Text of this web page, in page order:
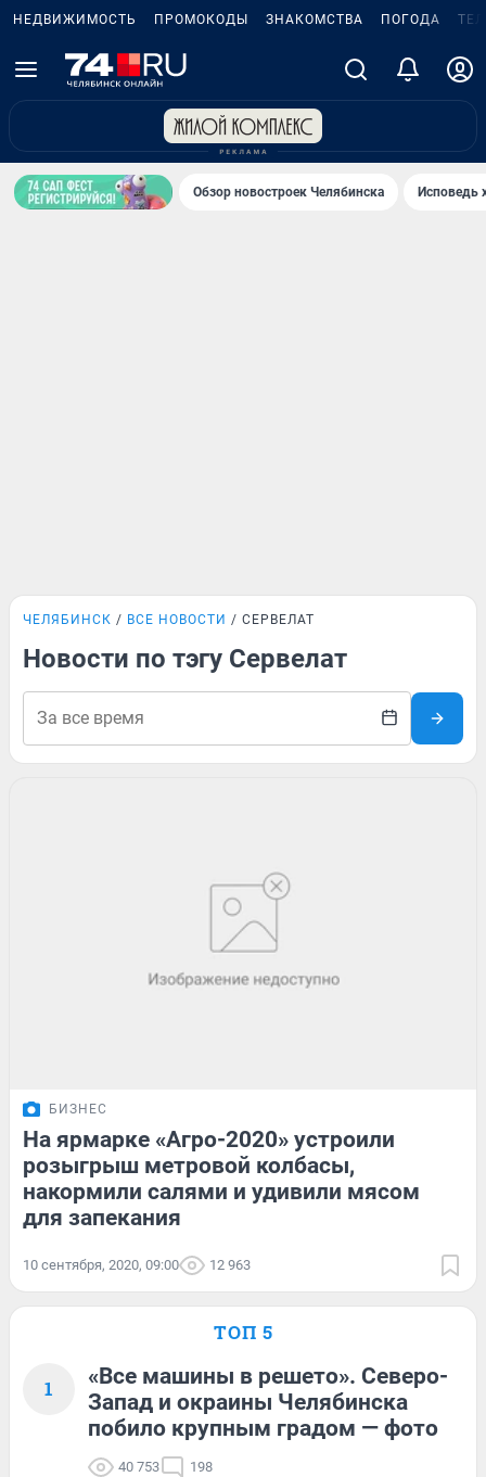
НЕДВИЖИМОСТЬ ПРОМОКОДЫ ЗНАКОМСТВА ПОГОДА
Обзор новостроек Челябинска Исповедь
ЧЕЛЯБИНСК ВСЕ НОВОСТИ СЕРВЕЛАТ
Новости по тэгу Сервелат
БИЗНЕС
На ярмарке «Агро-2020» устроили
розыгрыш метровой колбасы,
накормили салями и удивили мясом
для запекания
10 сентября, 2020, 09:00 12 963
ТОП 5
1
«Все машины в решето». Северо-
Запад и окраины Челябинска
побило крупным градом — фото
40 753 198